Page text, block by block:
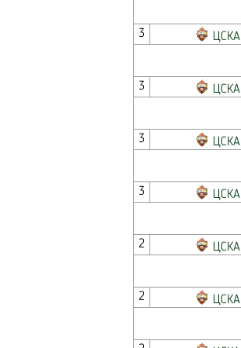
3
ЦСКА
3
ЦСКА
3
ЦСКА
3
ЦСКА
2
ЦСКА
2
ЦСКА